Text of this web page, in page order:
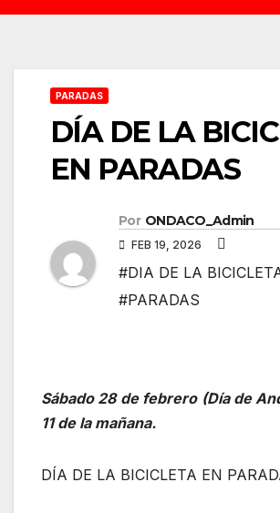
PARADAS
DÍA DE LA
EN PARADAS
Por ONDACO_Admin
FEB 19, 2026
#DIA DE LA
#PARADAS
Sábado 28 de febrero (Día de
11 de la mañana.
DÍA DE LA BICICLETA EN